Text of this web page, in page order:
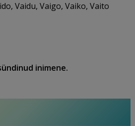
Vaidu, Vaigo, Vaiko, Vaito
inimene.